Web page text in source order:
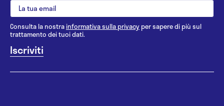
Consulta la nostrainformativa sulla privacy per sapere di più sul
trattamento dei tuoi dati.